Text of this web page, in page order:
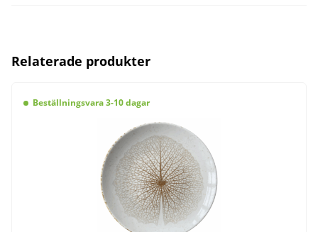
Relaterade produkter
Beställningsvara 3-10 dagar